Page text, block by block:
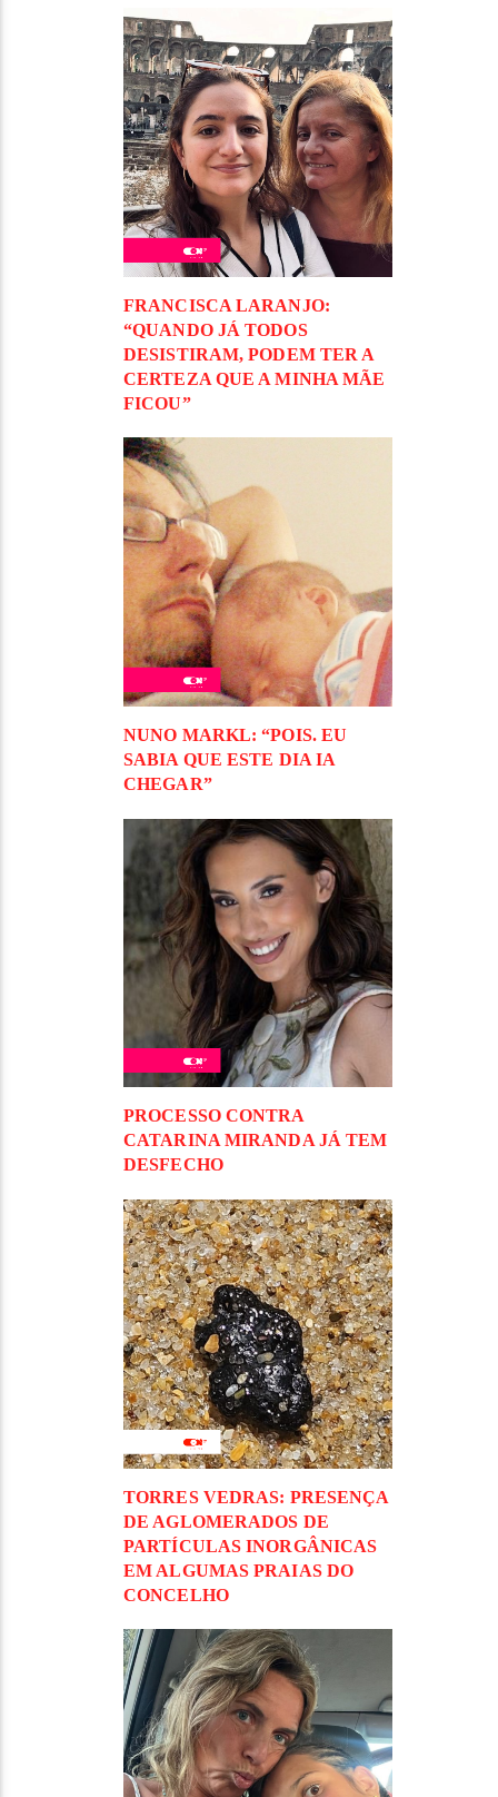
FRANCISCA LARANJO:
“QUANDO JÁ TODOS
DESISTIRAM, PODEM TER A
CERTEZA QUE A MINHA MÃE
FICOU”
NUNO MARKL: “POIS. EU
SABIA QUE ESTE DIA IA
CHEGAR”
PROCESSO CONTRA
CATARINA MIRANDA JÁ TEM
DESFECHO
TORRES VEDRAS: PRESENÇA
DE AGLOMERADOS DE
PARTÍCULAS INORGÂNICAS
EM ALGUMAS PRAIAS DO
CONCELHO